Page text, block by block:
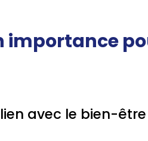
importance
avec le bien-être